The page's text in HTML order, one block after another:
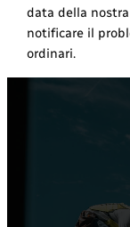
data della
notificare il
ordinari.